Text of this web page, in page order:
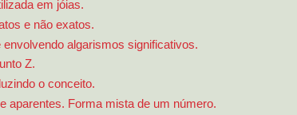
em jóias.
e não exatos.
algarismos significativos.
Z.
o conceito.
aparentes. Forma mista de um número.